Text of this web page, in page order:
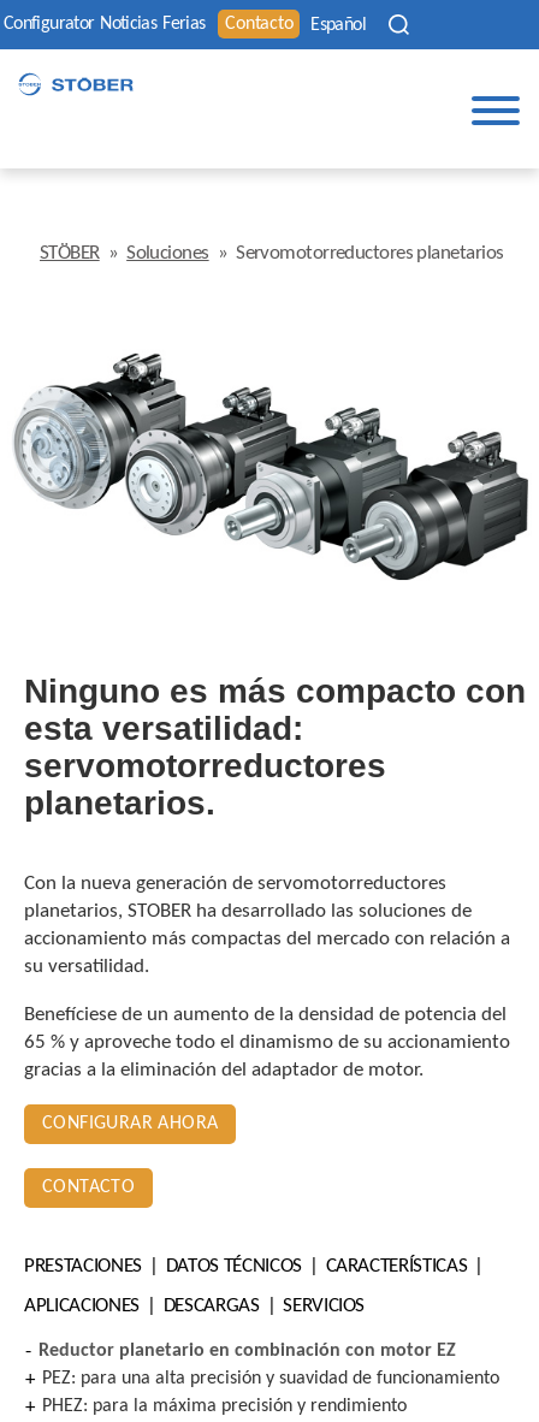
Configurator Noticias Ferias Contacto Español
STÖBER » Soluciones » Servomotorreductores planetarios
Ninguno es más compacto con
esta versatilidad:
servomotorreductores
planetarios.
Con la nueva generación de servomotorreductores
planetarios, STOBER ha desarrollado las soluciones de
accionamiento más compactas del mercado con relación a
su versatilidad.
Benefíciese de un aumento de la densidad de potencia del
65 % y aproveche todo el dinamismo de su accionamiento
gracias a la eliminación del adaptador de motor.
CONFIGURAR AHORA
CONTACTO
PRESTACIONES DATOS TÉCNICOS
CARACTERÍSTICAS
APLICACIONES
DESCARGAS SERVICIOS
Reductor planetario en combinación con motor EZ
PEZ: para una alta precisión y suavidad de funcionamiento
PHEZ: para la máxima precisión y rendimiento